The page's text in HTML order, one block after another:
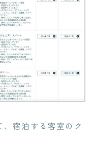
宿泊する客室のク